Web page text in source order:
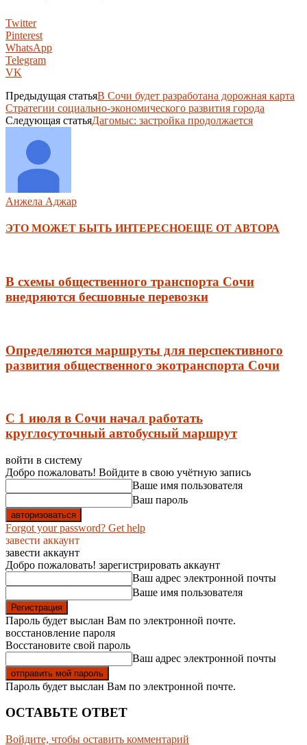
Twitter
Pinterest
WhatsApp
Telegram
VK
Предыдущая статьяВ Сочи будет разработана дорожная карта
Стратегии социально-экономического развития города
Следующая статьяДагомыс: застройка продолжается
Анжела Аджар
ЭТО МОЖЕТ БЫТЬ ИНТЕРЕСНОЕЩЕ ОТ АВТОРА
В схемы общественного транспорта Сочи
внедряются бесшовные перевозки
Определяются маршруты для перспективного
развития общественного экотранспорта Сочи
С 1 июля в Сочи начал работать
круглосуточный автобусный маршрут
войти в систему
Добро пожаловать! Войдите в свою учётную запись
Ваше имя пользователя
Ваш пароль
Forgot your password? Get help
завести аккаунт
завести аккаунт
Добро пожаловать! зарегистрировать аккаунт
Ваш адрес электронной почты
Ваше имя пользователя
Пароль будет выслан Вам по электронной почте.
восстановление пароля
Восстановите свой пароль
Ваш адрес электронной почты
Пароль будет выслан Вам по электронной почте.
ОСТАВЬТЕ ОТВЕТ
Войдите, чтобы оставить комментарий